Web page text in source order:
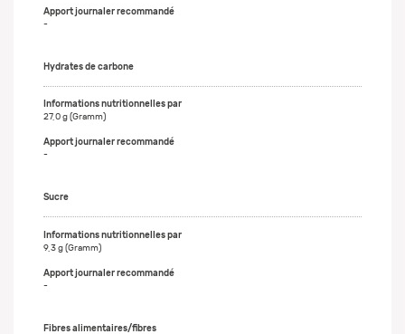
-
Hydrates de carbone
27,0 g (Gramm)
-
Sucre
9,3 g (Gramm)
-
Fibres alimentaires/fibres